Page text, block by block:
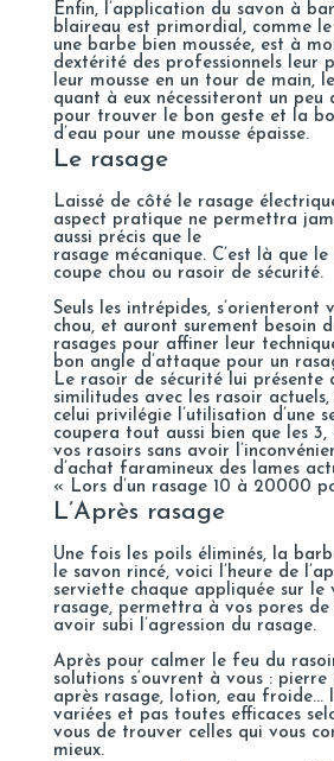
Enfin, l’application du savon à
blaireau est primordial, comme
une barbe bien moussée, est à
dextérité des professionnels leur
leur mousse en un tour de main,
quant à eux nécessiteront un peu
pour trouver le bon geste et la
d’eau pour une mousse épaisse.
Le rasage
Laissé de côté le rasage
aspect pratique ne permettra
aussi précis que le
rasage mécanique. C’est là que
coupe chou ou rasoir de sécurité.
Seuls les intrépides, s’orienteront
chou, et auront surement besoin
rasages pour affiner leur
bon angle d’attaque pour un
Le rasoir de sécurité lui présente
similitudes avec les rasoir actuels,
celui privilégie l’utilisation d’une
coupera tout aussi bien que les
vos rasoirs sans avoir
d’achat faramineux des lames
« Lors d’un rasage 10 à 20000
L’Après rasage
Une fois les poils éliminés, la
le savon rincé, voici l’heure de
serviette chaque appliquée sur le
rasage, permettra à vos pores de
avoir subi l’agression du rasage.
Après pour calmer le feu du
solutions s‘ouvrent à vous : pierre
après rasage, lotion, eau froide…
variées et pas toutes efficaces
vous de trouver celles qui vous
mieux.